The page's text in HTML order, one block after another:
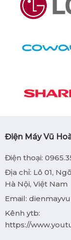
Điện Máy Vũ
Điện thoại:
Địa chỉ: Lô 01,
Hà Nội, Việt Nam
Email:
Kênh ytb:
https://